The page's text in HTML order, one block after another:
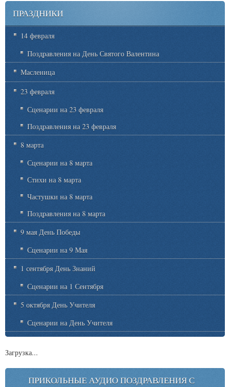
ПРАЗДНИКИ
14 февраля
Поздравления на День Святого Валентина
Масленица
23 февраля
Сценарии на 23 февраля
Поздравления на 23 февраля
8 марта
Сценарии на 8 марта
Стихи на 8 марта
Частушки на 8 марта
Поздравления на 8 марта
9 мая День Победы
Сценарии на 9 Мая
1 сентября День Знаний
Сценарии на 1 Сентября
5 октября День Учителя
Сценарии на День Учителя
Загрузка...
ПРИКОЛЬНЫЕ АУДИО ПОЗДРАВЛЕНИЯ С